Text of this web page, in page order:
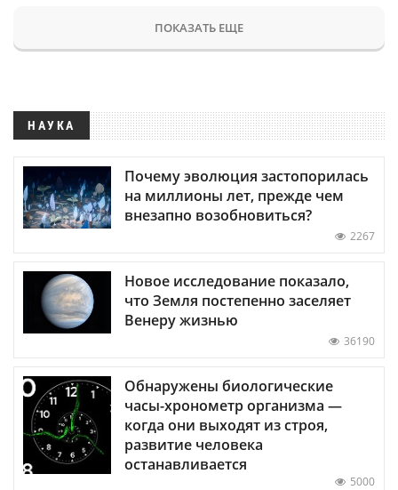
ПОКАЗАТЬ ЕЩЕ
НАУКА
Почему эволюция застопорилась
на миллионы лет, прежде чем
внезапно возобновиться?
2267
Новое исследование показало,
что Земля постепенно заселяет
Венеру жизнью
36190
Обнаружены биологические
часы-хронометр организма —
когда они выходят из строя,
развитие человека
останавливается
5000